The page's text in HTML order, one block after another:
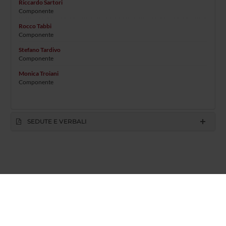
Riccardo Sartori
Componente
Rocco Tabbi
Componente
Stefano Tardivo
Componente
Monica Troiani
Componente
SEDUTE E VERBALI